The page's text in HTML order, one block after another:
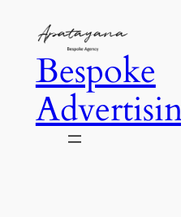
contenido
Bespoke